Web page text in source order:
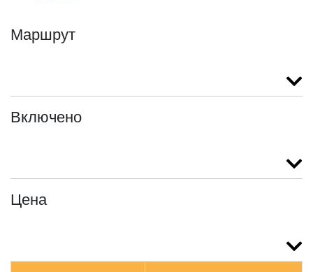
Маршрут
Включено
Цена